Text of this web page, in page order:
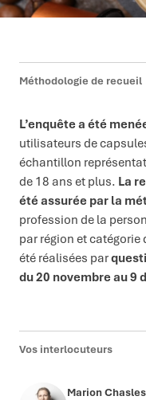
Méthodologie de recueil
L’enquête a été
utilisateurs de
échantillon
de 18 ans et plus. La
été assurée par la
profession de la
par région et
été réalisées par
du 20 novembre au 9
Vos interlocuteurs
Marion